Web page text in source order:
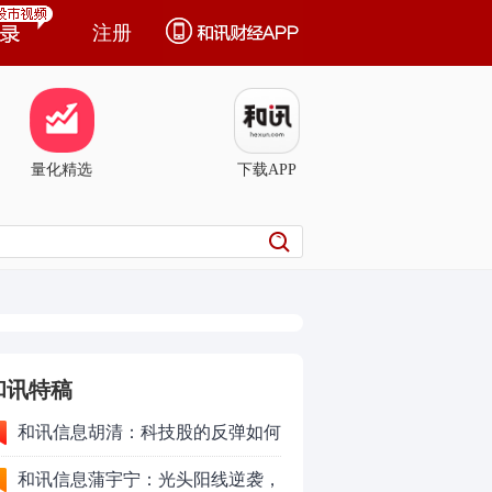
注册
量化精选 下载APP
讯特稿
和讯信息胡清：科技股的反弹如何
对待？
和讯信息蒲宇宁：光头阳线逆袭，